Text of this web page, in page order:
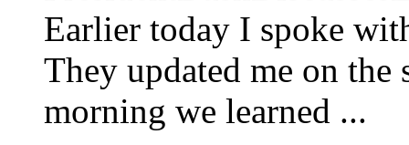
Earlier today I spoke
They updated me on the
morning we learned ...